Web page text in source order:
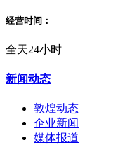
经营时间：
全天24小时
新闻动态
敦煌动态
企业新闻
媒体报道